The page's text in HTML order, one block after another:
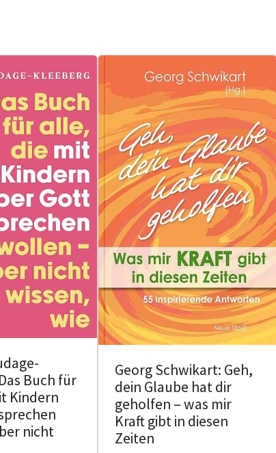
Buch für
Kindern
nicht
Georg Schwikart: Geh,
dein Glaube hat dir
geholfen – was mir
Kraft gibt in diesen
Zeiten